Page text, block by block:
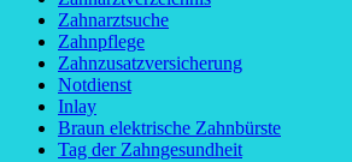
Zahnarztsuche
Zahnpflege
Zahnzusatzversicherung
Notdienst
Inlay
Braun elektrische Zahnbürste
Tag der Zahngesundheit